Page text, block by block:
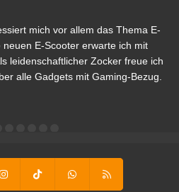
mich vor allem das Thema E-
neuen E-Scooter erwarte ich mit
leidenschaftlicher Zocker freue ich
alle Gadgets mit Gaming-Bezug.